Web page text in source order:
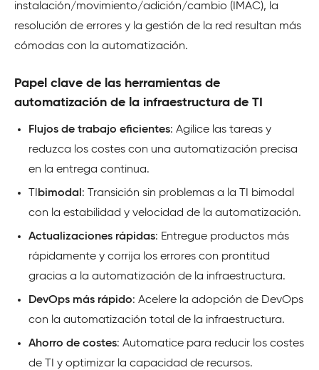
instalación/movimiento/adición/cambio (IMAC), la
resolución de errores y la gestión de la red resultan más
cómodas con la automatización.
Papel clave de las herramientas de
automatización de la infraestructura de TI
Flujos de trabajo eficientes: Agilice las tareas y
reduzca los costes con una automatización precisa
en la entrega continua.
bimodal : Transición sin problemas a la TI bimodal
con la estabilidad y velocidad de la automatización.
Actualizaciones rápidas: Entregue productos más
rápidamente y corrija los errores con prontitud
gracias a la automatización de la infraestructura.
DevOps más rápido: Acelere la adopción de DevOps
con la automatización total de la infraestructura.
Ahorro de costes: Automatice para reducir los costes
de TI y optimizar la capacidad de recursos.